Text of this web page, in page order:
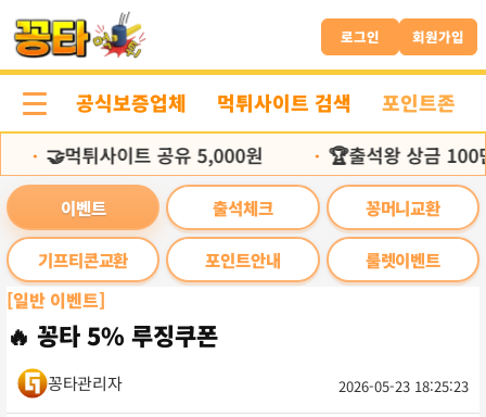
문
로
로그인 회원가입
공식보증업체 먹튀사이트 검색 포인트존
🤝먹튀사이트 공유 5,000원 🏆출석왕 상금 100
이벤트 출석체크 꽁머니교환
기프티콘교환 포인트안내 룰렛이벤트
[일반 이벤트]
🔥 꽁타 5% 루징쿠폰
꽁타관리자 2026-05-23 18:25:23